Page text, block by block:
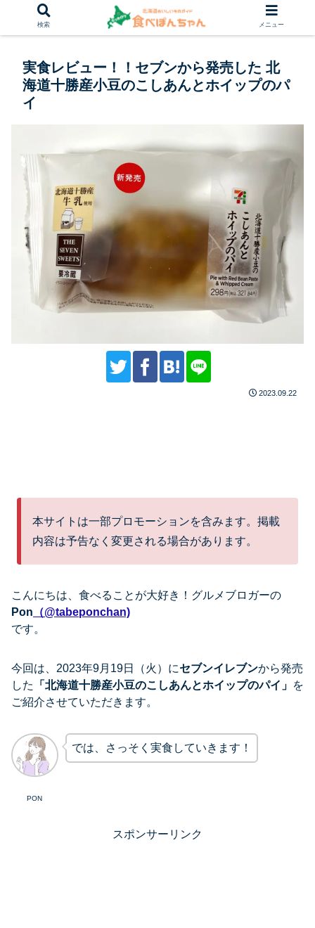
実食レビュー！！セブンから発売した 北
海道十勝産小豆のこしあんとホイップのパ
イ
2023.09.22
本サイトは一部プロモーションを含みます。掲載
内容は予告なく変更される場合があります。
こんにちは、 食べることが大好き！グルメブロガーの
Pon （@tabeponchan)
です。
今回は、2023年9月19日（火）にセブンイレブンから発売
した
「 北海道十勝産小豆のこしあんとホイップのパイ 」 を
ご紹介させていただきます。
PON
では、さっそく実食していきます！
スポンサーリンク
検索 メニュー